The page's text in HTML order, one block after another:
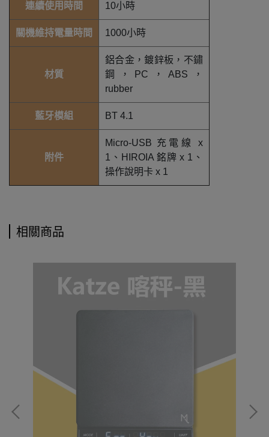
連續使用時間 10小時
關機維持電量時間 1000小時
材質
鋁合金，鍍鋅板，不鏽
鋼，PC，ABS，
rubber
藍牙模組 BT 4.1
附件
Micro-USB 充電線 x
1、HIROIA 銘牌 x 1、
操作說明卡 x 1
相關商品